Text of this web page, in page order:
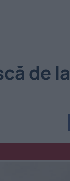
de la